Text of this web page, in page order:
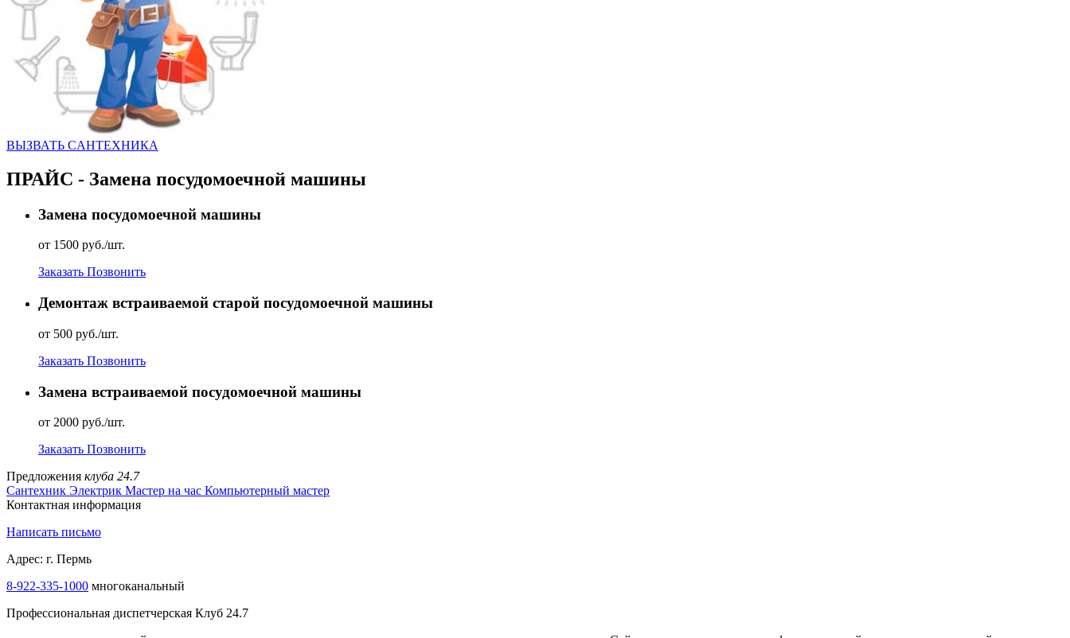
ВЫЗВАТЬ CАНТЕХНИКА
ПРАЙС - Замена посудомоечной машины
Замена посудомоечной машины
от 1500 руб./шт.
Заказать Позвонить
Демонтаж встраиваемой старой посудомоечной машины
от 500 руб./шт.
Заказать Позвонить
Замена встраиваемой посудомоечной машины
от 2000 руб./шт.
Заказать Позвонить
Предложения клуба 24.7
Сантехник Электрик Мастер на час Компьютерный мастер
Контактная информация
Написать письмо
Адрес: г. Пермь
8-922-335-1000 многоканальный
Профессиональная диспетчерская Клуб 24.7